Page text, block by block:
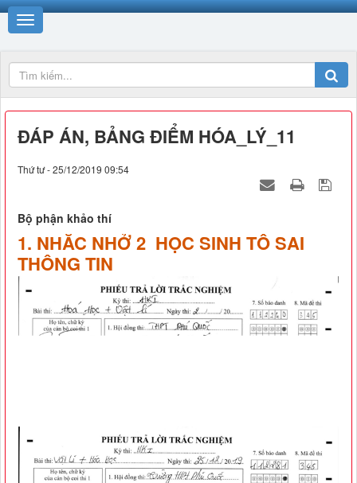
ĐÁP ÁN, BẢNG ĐIỂM HÓA_LÝ_11
Thứ tư - 25/12/2019 09:54
Bộ phận khảo thí
1. NHẮC NHỞ 2 HỌC SINH TÔ SAI
THÔNG TIN